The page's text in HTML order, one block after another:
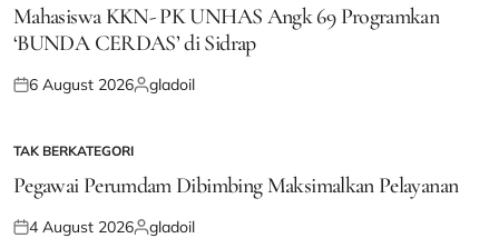
IN
Mahasiswa KKN- PK UNHAS Angk 69 Programkan
‘BUNDA CERDAS’ di Sidrap
Posted
6 August 2026Posted
gladoil
POSTED
IN
TAK BERKATEGORI
Pegawai Perumdam Dibimbing Maksimalkan Pelayanan
Posted
4 August 2026Posted
gladoil